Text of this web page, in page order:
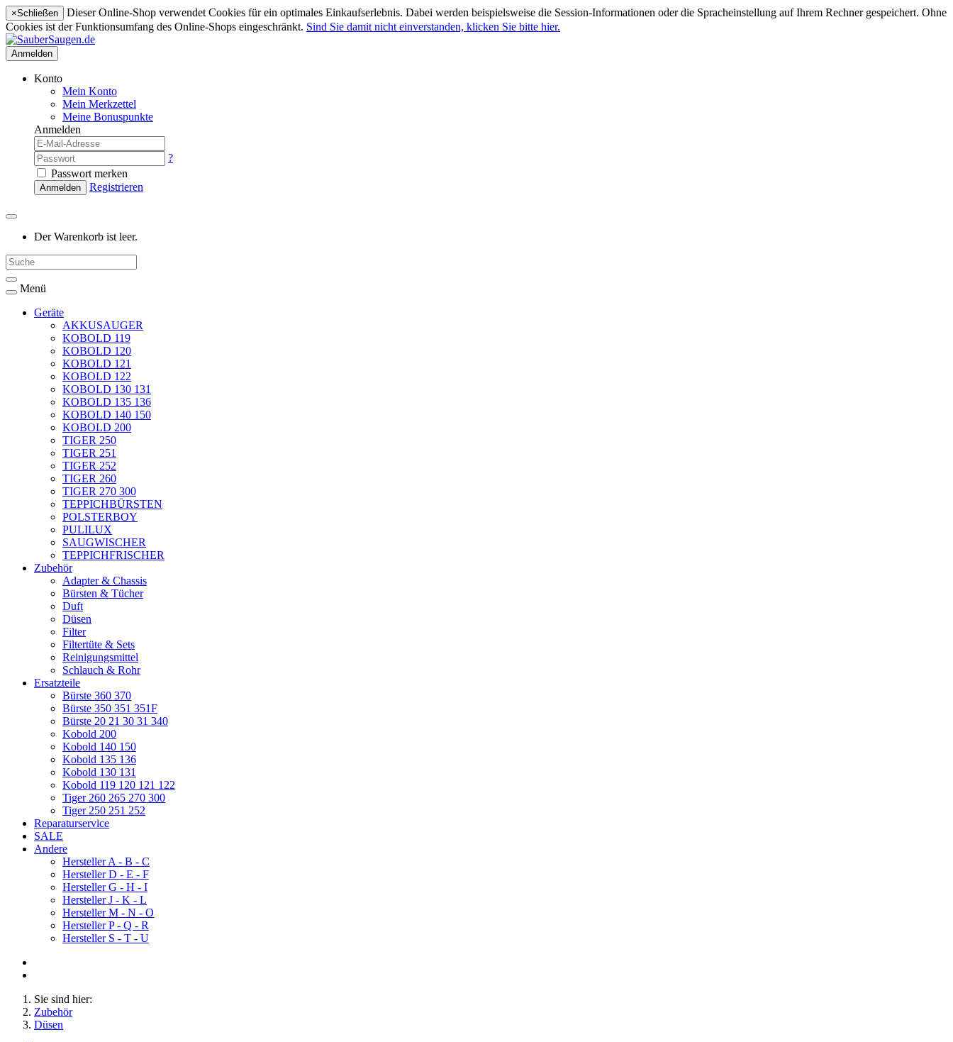
×Schließen
Dieser Online-Shop verwendet Cookies für ein optimales Einkaufserlebnis. Dabei werden beispielsweise die Session-Informationen oder die Spracheinstellung auf Ihrem Rechner gespeichert. Ohne
Cookies ist der Funktionsumfang des Online-Shops eingeschränkt. Sind Sie damit nicht einverstanden, klicken Sie bitte hier.
Anmelden
Konto
Mein Konto
Mein Merkzettel
Meine Bonuspunkte
Anmelden
?
Passwort merken
Anmelden Registrieren
Der Warenkorb ist leer.
Menü
Geräte
AKKUSAUGER
KOBOLD 119
KOBOLD 120
KOBOLD 121
KOBOLD 122
KOBOLD 130 131
KOBOLD 135 136
KOBOLD 140 150
KOBOLD 200
TIGER 250
TIGER 251
TIGER 252
TIGER 260
TIGER 270 300
TEPPICHBÜRSTEN
POLSTERBOY
PULILUX
SAUGWISCHER
TEPPICHFRISCHER
Zubehör
Adapter & Chassis
Bürsten & Tücher
Duft
Düsen
Filter
Filtertüte & Sets
Reinigungsmittel
Schlauch & Rohr
Ersatzteile
Bürste 360 370
Bürste 350 351 351F
Bürste 20 21 30 31 340
Kobold 200
Kobold 140 150
Kobold 135 136
Kobold 130 131
Kobold 119 120 121 122
Tiger 260 265 270 300
Tiger 250 251 252
Reparaturservice
SALE
Andere
Hersteller A - B - C
Hersteller D - E - F
Hersteller G - H - I
Hersteller J - K - L
Hersteller M - N - O
Hersteller P - Q - R
Hersteller S - T - U
Sie sind hier:
Zubehör
Düsen